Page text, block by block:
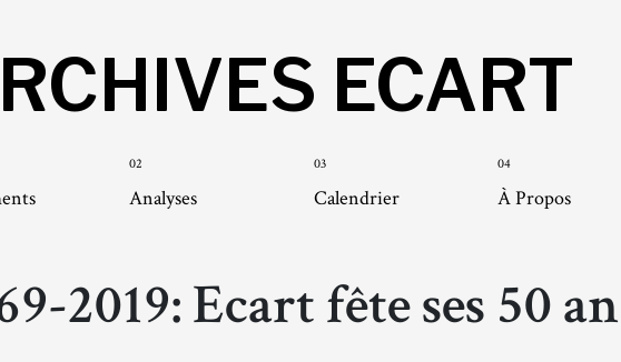
ECART
02
Analyses
03
Calendrier
04
À Propos
2019: Ecart fête ses 50